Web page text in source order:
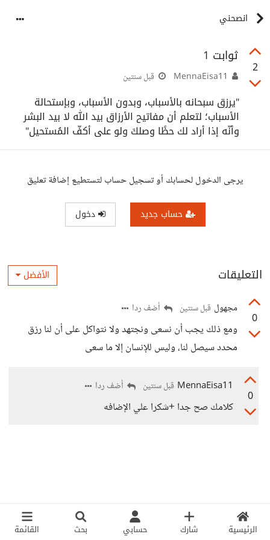
الرئيسية شارك حسابي بحث القائمة
انصحني
2
ثوابت 1
قبل سنتين
‏"يرزق سبحانه بالأسباب، وبدون الأسباب، وبإستحالة
الأسباب؛ لتعلم أن مفاتيح الأرزاق بيد الله لا بيد البشر
وأنّه إذا أراد لك حظًا وصلكَ ولو على أكفّ المُستحيل"
يرجى الدخول لحسابك أو تسجيل حساب لتستطيع إضافة تعليق
حساب جديد دخول
التعليقات الأفضل
0
مجهول قبل سنتين أضف ردا
ومع ذلك يجب أن نسعى ونجتهد ولا نتواكل على أن لنا رزق
محدد سيصل لنا، وليس للإنسان إلا ما سعى
0
MennaEisa11 قبل سنتين أضف ردا
كلامك صح جدا +شكرا علي الإضافه